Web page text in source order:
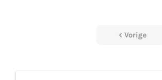
Vorige